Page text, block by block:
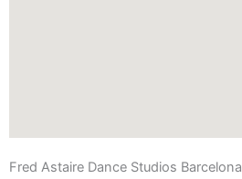
Fred Astaire Dance Studios Barcelona